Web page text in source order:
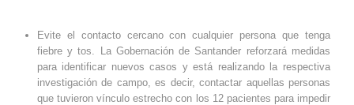
Evite el contacto cercano con cualquier persona que tenga
fiebre y tos. La Gobernación de Santander reforzará medidas
para identificar nuevos casos y está realizando la respectiva
investigación de campo, es decir, contactar aquellas personas
que tuvieron vínculo estrecho con los 12 pacientes para impedir